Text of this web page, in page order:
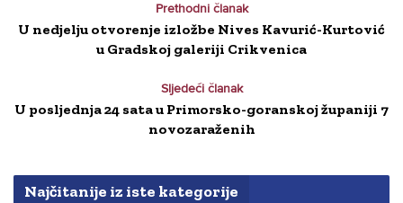
Prethodni članak
U nedjelju otvorenje izložbe Nives Kavurić-Kurtović
u Gradskoj galeriji Crikvenica
Sljedeći članak
U posljednja 24 sata u Primorsko-goranskoj županiji 7
novozaraženih
Najčitanije iz iste kategorije